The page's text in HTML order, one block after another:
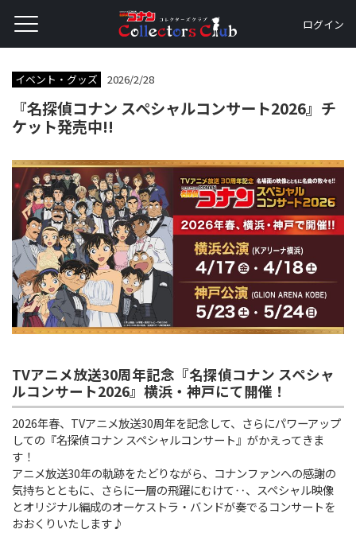
ログイン
イベント・グッズ 2026/2/28
『名探偵コナン スペシャルコンサート2026』チ
ケット発売中!!
TVアニメ放送30周年記念『名探偵コナン スペシャ
ルコンサート2026』横浜・神戸にて開催！
2026年春、TVアニメ放送30周年を記念して、さらにパワーアップ
しての『名探偵コナン スペシャルコンサート』がかえってきま
す！
アニメ放送30年の軌跡をたどりながら、コナンファンへの感謝の
気持ちとともに、さらに一層の飛躍にむけて‥、スペシャル映像
とオリジナル編成のオーケストラ・バンドが奏でるコンサートを
おおくりいたします♪